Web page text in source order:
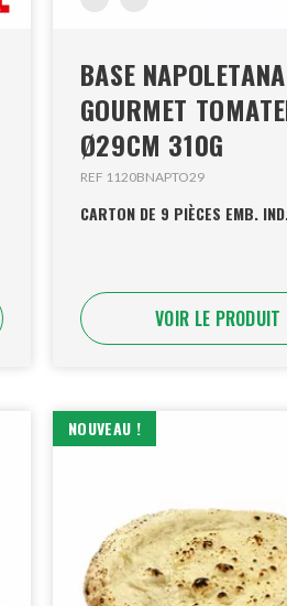
BASE
GOURMET
Ø29CM 310G
REF 1120BNAPTO29
CARTON DE 9 PIÈCES EMB.
VOIR LE PRODUIT
NOUVEAU !